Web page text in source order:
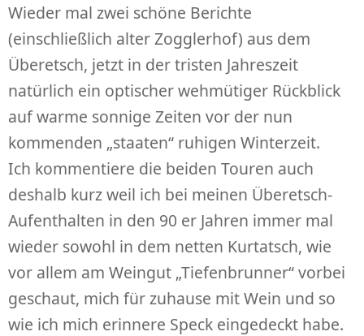
Wieder mal zwei schöne Berichte
(einschließlich alter Zogglerhof) aus dem
Überetsch, jetzt in der tristen Jahreszeit
natürlich ein optischer wehmütiger Rückblick
auf warme sonnige Zeiten vor der nun
kommenden „staaten“ ruhigen Winterzeit.
Ich kommentiere die beiden Touren auch
deshalb kurz weil ich bei meinen Überetsch-
Aufenthalten in den 90 er Jahren immer mal
wieder sowohl in dem netten Kurtatsch, wie
vor allem am Weingut „Tiefenbrunner“ vorbei
geschaut, mich für zuhause mit Wein und so
wie ich mich erinnere Speck eingedeckt habe.